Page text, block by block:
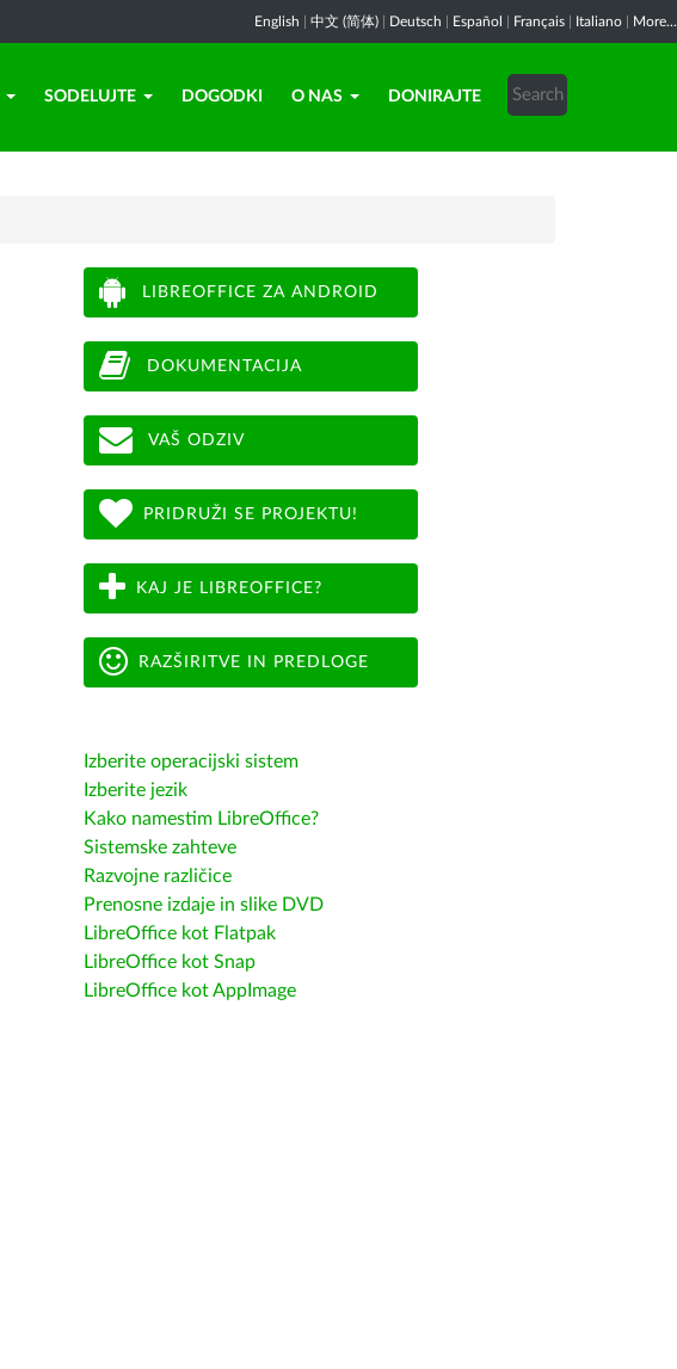
English 中文 (简体) Deutsch Español Français Italiano More...
SODELUJTE DOGODKI O NAS DONIRAJTE
LIBREOFFICE ZA ANDROID
DOKUMENTACIJA
VAŠ ODZIV
PRIDRUŽI SE PROJEKTU!
KAJ JE LIBREOFFICE?
RAZŠIRITVE IN PREDLOGE
Izberite operacijski sistem
Izberite jezik
Kako namestim LibreOffice?
Sistemske zahteve
Razvojne različice
Prenosne izdaje in slike DVD
LibreOffice kot Flatpak
LibreOffice kot Snap
LibreOffice kot AppImage